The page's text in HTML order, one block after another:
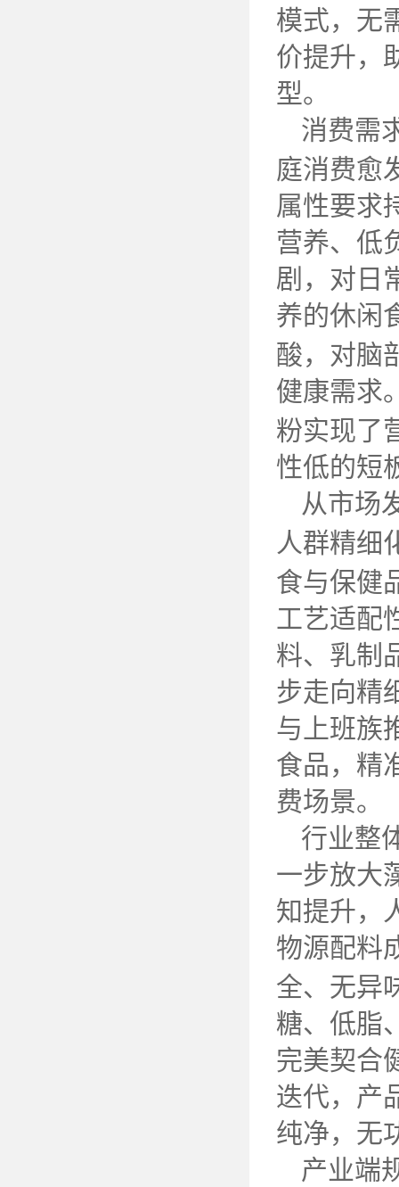
模式，无
价提升，
型。
消费需
庭消费愈
属性要求
营养、低
剧，对日
养的休闲
酸，对脑
健康需求
粉实现了
性低的短
从市场
人群精细
食与保健
工艺适配
料、乳制
步走向精
与上班族
食品，精
费场景。
行业整
一步放大
知提升，
物源配料
全、无异
糖、低脂
完美契合
迭代，产
纯净，无
产业端